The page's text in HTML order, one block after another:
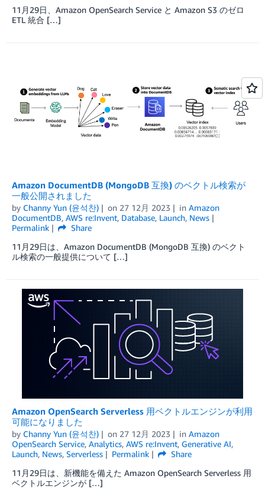
11月29日、Amazon OpenSearch Service と Amazon S3 のゼロ
ETL 統合 […]
Amazon DocumentDB (MongoDB 互換) のベクトル検索が
一般公開されました
by Channy Yun (윤석찬) on 27 12月 2023 in Amazon
DocumentDB, AWS re:Invent, Database, Launch, News
Permalink
Share
11月29日は、Amazon DocumentDB (MongoDB 互換) のベクト
ル検索の一般提供について […]
Amazon OpenSearch Serverless 用ベクトルエンジンが利用
可能になりました
by Channy Yun (윤석찬) on 27 12月 2023 in Amazon
OpenSearch Service, Analytics, AWS re:Invent, Generative AI,
Launch, News, Serverless Permalink
Share
11月29日は、新機能を備えた Amazon OpenSearch Serverless 用
ベクトルエンジンが […]